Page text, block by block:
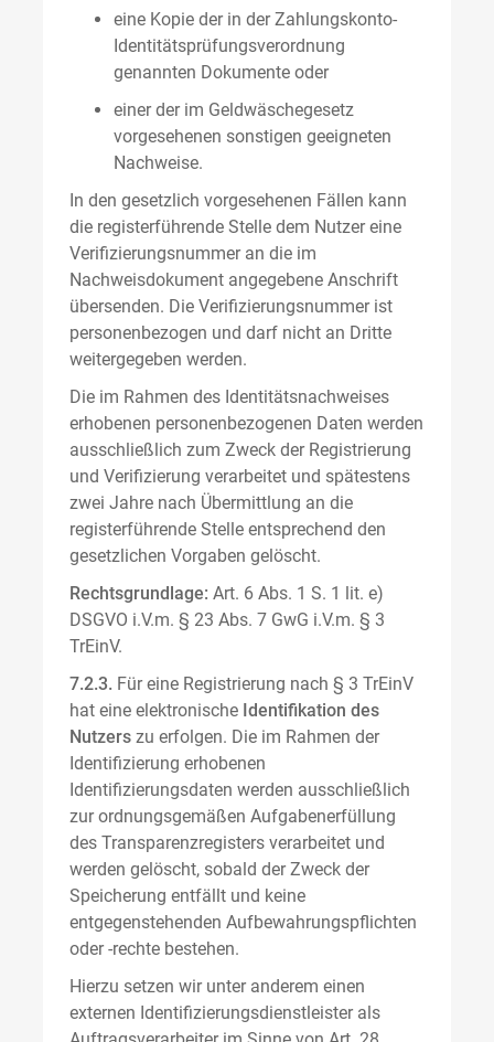
eine Kopie der in der Zahlungskonto-
Identitätsprüfungsverordnung
genannten Dokumente oder
einer der im Geldwäschegesetz
vorgesehenen sonstigen geeigneten
Nachweise.
In den gesetzlich vorgesehenen Fällen kann
die registerführende Stelle dem Nutzer eine
Verifizierungsnummer an die im
Nachweisdokument angegebene Anschrift
übersenden. Die Verifizierungsnummer ist
personenbezogen und darf nicht an Dritte
weitergegeben werden.
Die im Rahmen des Identitätsnachweises
erhobenen personenbezogenen Daten werden
ausschließlich zum Zweck der Registrierung
und Verifizierung verarbeitet und spätestens
zwei Jahre nach Übermittlung an die
registerführende Stelle entsprechend den
gesetzlichen Vorgaben gelöscht.
Rechtsgrundlage: Art. 6 Abs. 1 S. 1 lit. e)
DSGVO i.V.m. § 23 Abs. 7 GwG i.V.m. § 3
TrEinV.
7.2.3. Für eine Registrierung nach § 3 TrEinV
hat eine elektronische Identifikation des
Nutzers zu erfolgen. Die im Rahmen der
Identifizierung erhobenen
Identifizierungsdaten werden ausschließlich
zur ordnungsgemäßen Aufgabenerfüllung
des Transparenzregisters verarbeitet und
werden gelöscht, sobald der Zweck der
Speicherung entfällt und keine
entgegenstehenden Aufbewahrungspflichten
oder -rechte bestehen.
Hierzu setzen wir unter anderem einen
externen Identifizierungsdienstleister als